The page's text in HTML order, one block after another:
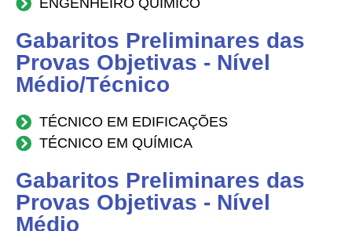
ENGENHEIRO QUÍMICO
Gabaritos Preliminares das
Provas Objetivas - Nível
Médio/Técnico
TÉCNICO EM EDIFICAÇÕES
TÉCNICO EM QUÍMICA
Gabaritos Preliminares das
Provas Objetivas - Nível
Médio